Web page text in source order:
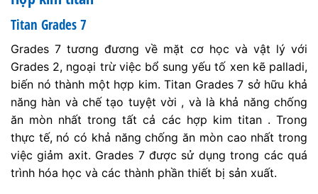
Titan Grades 7
Grades 7 tương đương về mặt cơ học và vật lý với
Grades 2, ngoại trừ việc bổ sung yếu tố xen kẽ palladi,
biến nó thành một hợp kim. Titan Grades 7 sở hữu khả
năng hàn và chế tạo tuyệt vời , và là khả năng chống
ăn mòn nhất trong tất cả các hợp kim titan . Trong
thực tế, nó có khả năng chống ăn mòn cao nhất trong
việc giảm axit. Grades 7 được sử dụng trong các quá
trình hóa học và các thành phần thiết bị sản xuất.